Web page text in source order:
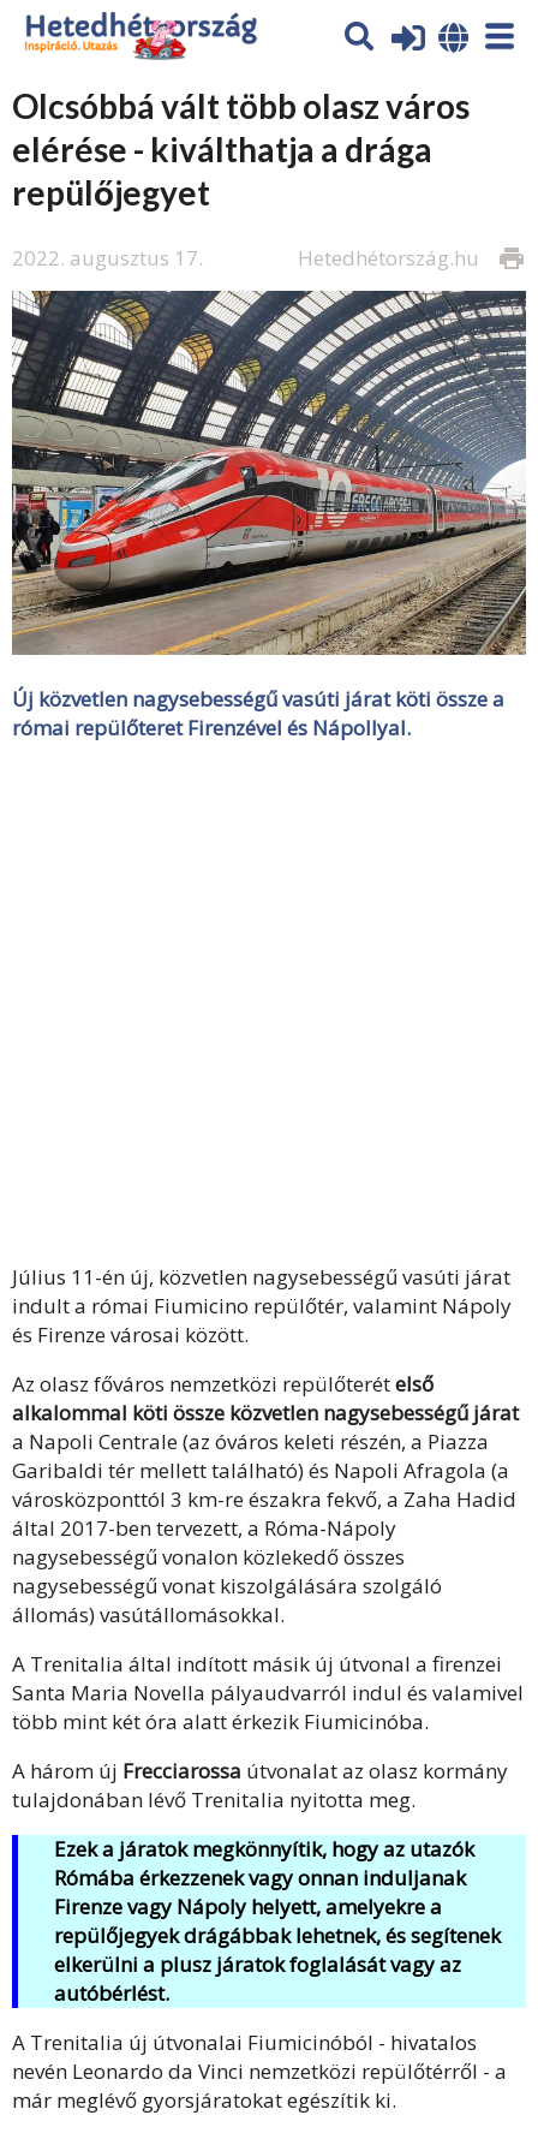
Olcsóbbá vált több olasz város
elérése - kiválthatja a drága
repülőjegyet
2022. augusztus 17. print
Hetedhétország.hu
Új közvetlen nagysebességű vasúti járat köti össze a
római repülőteret Firenzével és Nápollyal.
Július 11-én új, közvetlen nagysebességű vasúti járat
indult a római Fiumicino repülőtér, valamint Nápoly
és Firenze városai között.
Az olasz főváros nemzetközi repülőterételső
alkalommal köti össze közvetlen nagysebességű járat
a Napoli Centrale (az óváros keleti részén, a Piazza
Garibaldi tér mellett található) és Napoli Afragola (a
városközponttól 3 km-re északra fekvő, a Zaha Hadid
által 2017-ben tervezett, a Róma-Nápoly
nagysebességű vonalon közlekedő összes
nagysebességű vonat kiszolgálására szolgáló
állomás) vasútállomásokkal.
A Trenitalia által indított másik új útvonal a firenzei
Santa Maria Novella pályaudvarról indul és valamivel
több mint két óra alatt érkezik Fiumicinóba.
A három új Frecciarossa útvonalat az olasz kormány
tulajdonában lévő Trenitalia nyitotta meg.
Ezek a járatok megkönnyítik, hogy az utazók
Rómába érkezzenek vagy onnan induljanak
Firenze vagy Nápoly helyett, amelyekre a
repülőjegyek drágábbak lehetnek, és segítenek
elkerülni a plusz járatok foglalását vagy az
autóbérlést.
A Trenitalia új útvonalai Fiumicinóból - hivatalos
nevén Leonardo da Vinci nemzetközi repülőtérről - a
már meglévő gyorsjáratokat egészítik ki.